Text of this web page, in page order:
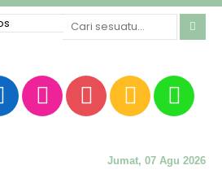
Jumat, 07 Agu 2026